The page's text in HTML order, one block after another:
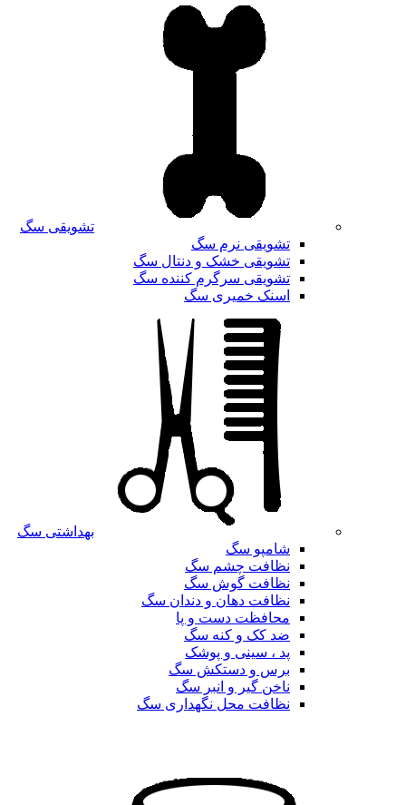
تشویقی سگ
تشویقی نرم سگ
تشویقی خشک و دنتال سگ
تشویقی سرگرم کننده سگ
اسنک خمیری سگ
بهداشتی سگ
شامپو سگ
نظافت چشم سگ
نظافت گوش سگ
نظافت دهان و دندان سگ
محافظت دست و پا
ضد کک و کنه سگ
پد ، سینی و پوشک
برس و دستکش سگ
ناخن گیر و انبر سگ
نظافت محل نگهداری سگ